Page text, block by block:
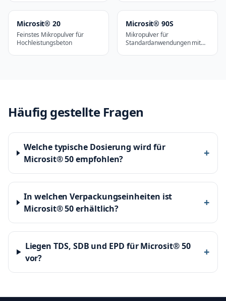
Microsit® 20
Feinstes Mikropulver für
Hochleistungsbeton
Microsit® 90S
Mikropulver für
Standardanwendungen mit
Häufig gestellte Fragen
Welche typische Dosierung wird für
Microsit® 50 empfohlen?
+
In welchen Verpackungseinheiten ist
Microsit® 50 erhältlich?
+
Liegen TDS, SDB und EPD für Microsit® 50
vor?
+